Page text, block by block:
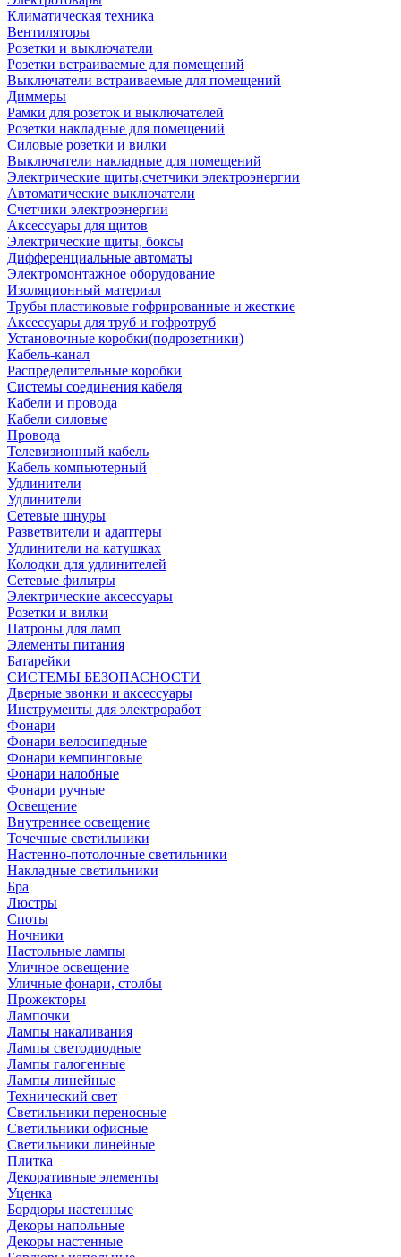
Климатическая техника
Вентиляторы
Розетки и выключатели
Розетки встраиваемые для помещений
Выключатели встраиваемые для помещений
Диммеры
Рамки для розеток и выключателей
Розетки накладные для помещений
Силовые розетки и вилки
Выключатели накладные для помещений
Электрические щиты,счетчики электроэнергии
Автоматические выключатели
Счетчики электроэнергии
Аксессуары для щитов
Электрические щиты, боксы
Дифференциальные автоматы
Электромонтажное оборудование
Изоляционный материал
Трубы пластиковые гофрированные и жесткие
Аксессуары для труб и гофротруб
Установочные коробки(подрозетники)
Кабель-канал
Распределительные коробки
Системы соединения кабеля
Кабели и провода
Кабели силовые
Провода
Телевизионный кабель
Кабель компьютерный
Удлинители
Удлинители
Сетевые шнуры
Разветвители и адаптеры
Удлинители на катушках
Колодки для удлинителей
Сетевые фильтры
Электрические аксессуары
Розетки и вилки
Патроны для ламп
Элементы питания
Батарейки
СИСТЕМЫ БЕЗОПАСНОСТИ
Дверные звонки и аксессуары
Инструменты для электроработ
Фонари
Фонари велосипедные
Фонари кемпинговые
Фонари налобные
Фонари ручные
Освещение
Внутреннее освещение
Точечные светильники
Настенно-потолочные светильники
Накладные светильники
Бра
Люстры
Споты
Ночники
Настольные лампы
Уличное освещение
Уличные фонари, столбы
Прожекторы
Лампочки
Лампы накаливания
Лампы светодиодные
Лампы галогенные
Лампы линейные
Технический свет
Светильники переносные
Светильники офисные
Светильники линейные
Плитка
Декоративные элементы
Уценка
Бордюры настенные
Декоры напольные
Декоры настенные